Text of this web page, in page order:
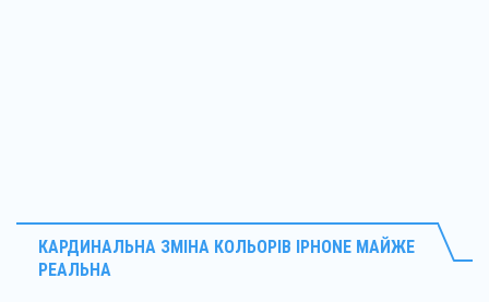
КАРДИНАЛЬНА ЗМІНА КОЛЬОРІВ IPHONE МАЙЖЕ
РЕАЛЬНА